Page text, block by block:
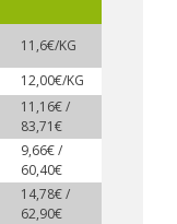
11,6€/KG
12,00€/KG
11,16€ /
83,71€
9,66€ /
60,40€
14,78€ /
62,90€